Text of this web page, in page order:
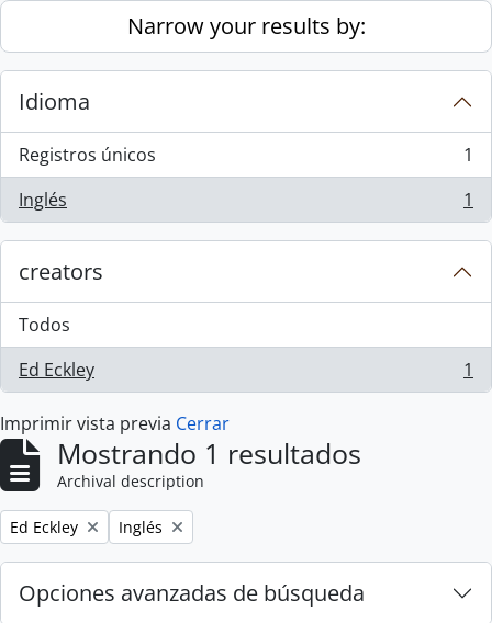
Skip to main contentNarrow your results by:
Idioma
Registros únicos
, 1 resultados
1
Inglés
, 1 resultados 1
creators
Todos
Ed Eckley
, 1 resultados 1
Imprimir vista previa Cerrar
Mostrando 1 resultados
Archival description
Remove filter:
Ed Eckley Remove filter:
Inglés
Opciones avanzadas de búsqueda